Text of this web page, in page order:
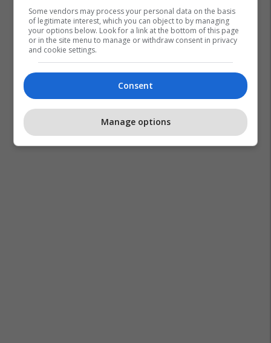
Some vendors may process your personal data on the basis
of legitimate interest, which you can object to by managing
your options below. Look for a link at the bottom of this page
or in the site menu to manage or withdraw consent in privacy
and cookie settings.
Consent
Manage options